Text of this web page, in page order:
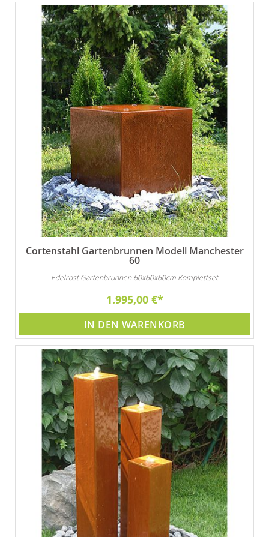
Cortenstahl Gartenbrunnen Modell Manchester
60
Edelrost Gartenbrunnen 60x60x60cm Komplettset
1.995,00 €
IN DEN WARENKORB